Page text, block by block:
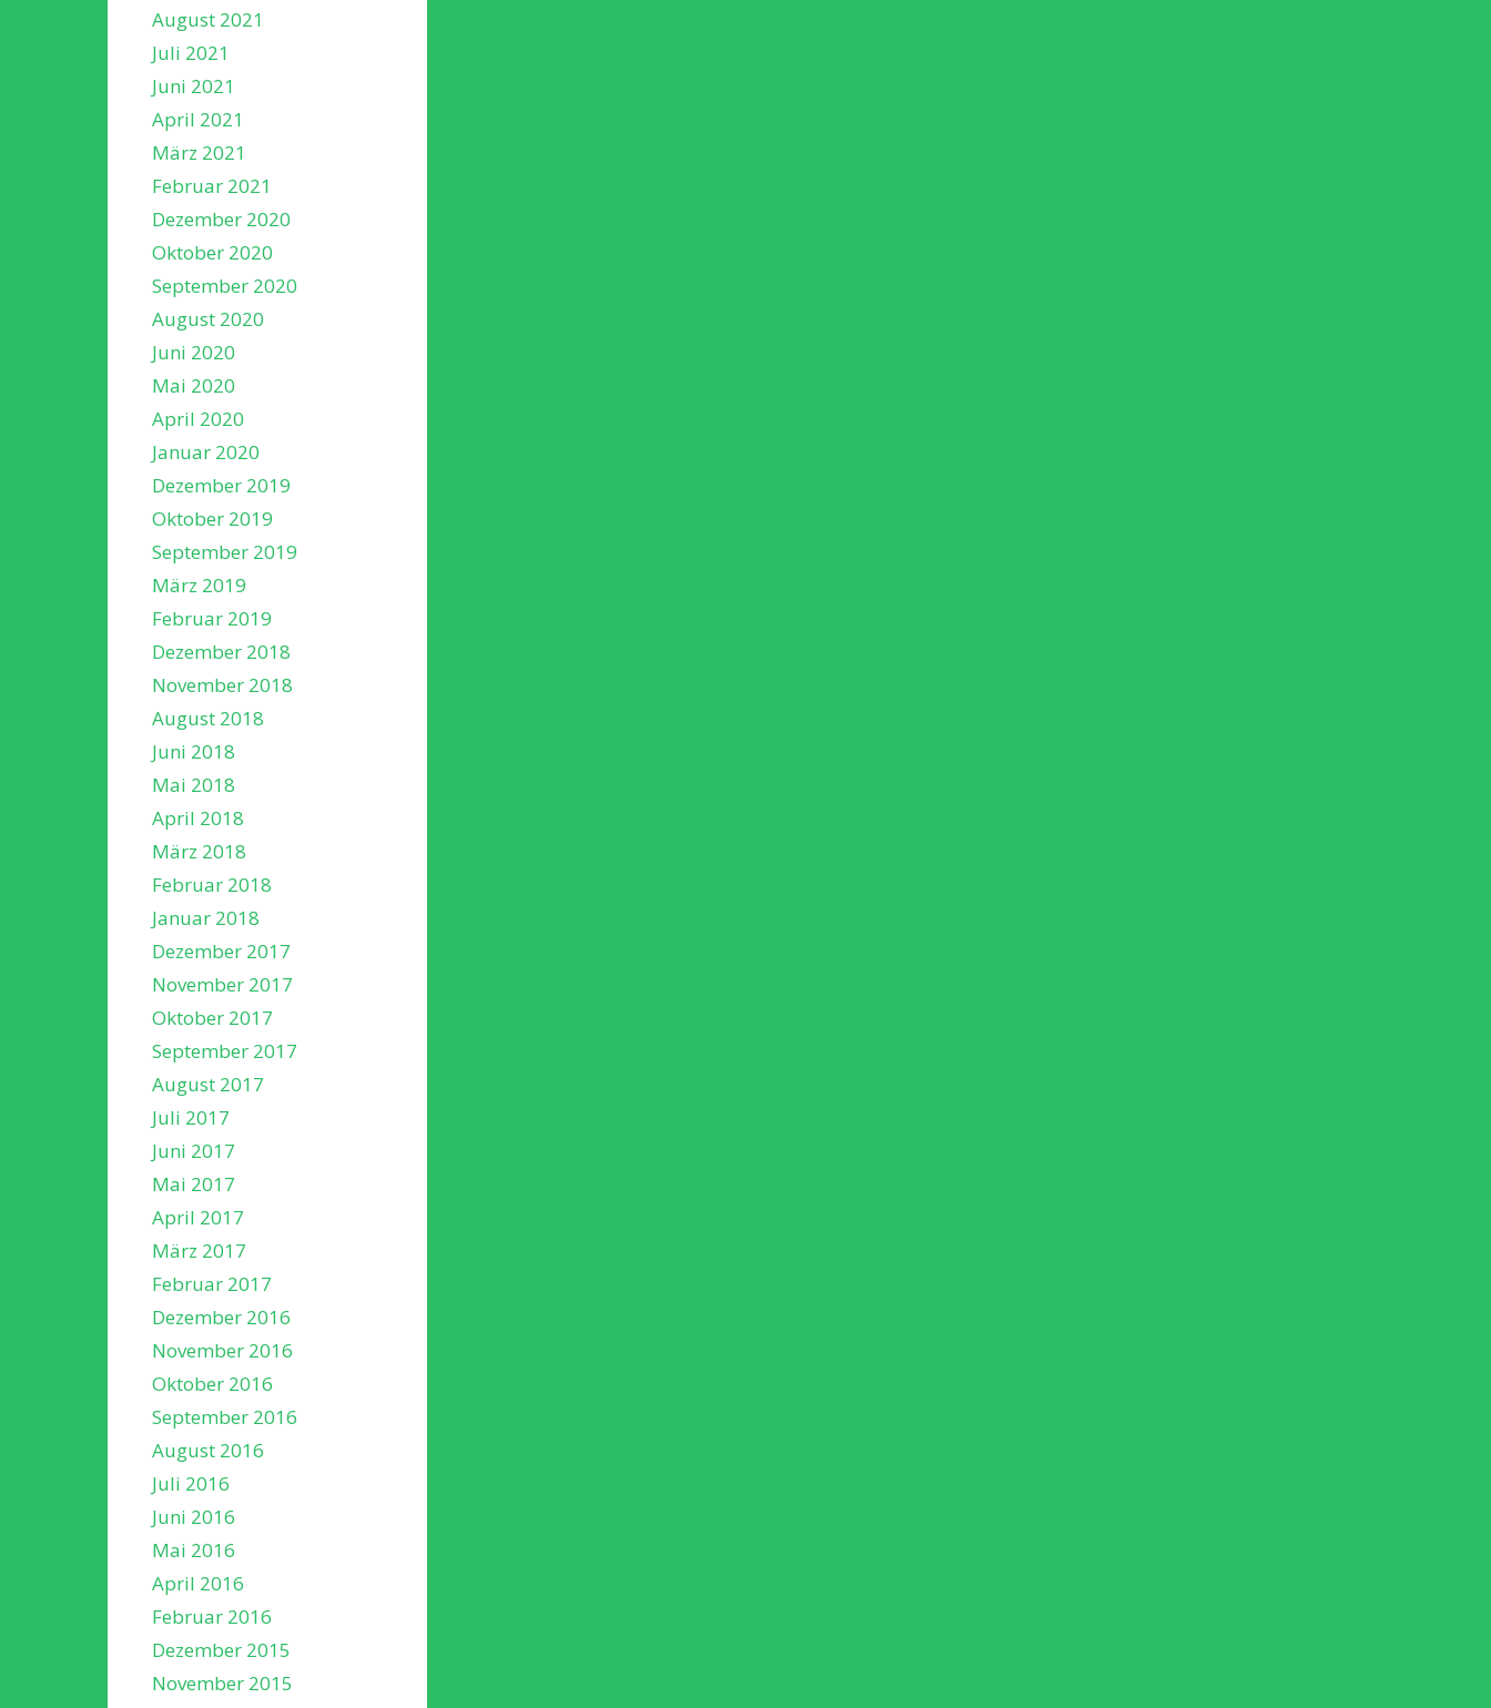
August 2021
Juli 2021
Juni 2021
April 2021
März 2021
Februar 2021
Dezember 2020
Oktober 2020
September 2020
August 2020
Juni 2020
Mai 2020
April 2020
Januar 2020
Dezember 2019
Oktober 2019
September 2019
März 2019
Februar 2019
Dezember 2018
November 2018
August 2018
Juni 2018
Mai 2018
April 2018
März 2018
Februar 2018
Januar 2018
Dezember 2017
November 2017
Oktober 2017
September 2017
August 2017
Juli 2017
Juni 2017
Mai 2017
April 2017
März 2017
Februar 2017
Dezember 2016
November 2016
Oktober 2016
September 2016
August 2016
Juli 2016
Juni 2016
Mai 2016
April 2016
Februar 2016
Dezember 2015
November 2015